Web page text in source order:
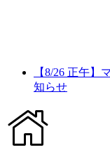
【8/26 正午】
知らせ